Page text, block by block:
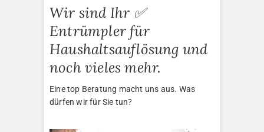
Wir sind Ihr ✅
Entrümpler für
Haushaltsauflösung und
noch vieles mehr.
Eine top Beratung macht uns aus. Was
dürfen wir für Sie tun?